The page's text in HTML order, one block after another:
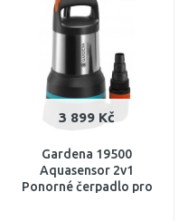
Porovnat
3 899 Kč
Gardena 19500
Aquasensor 2v1
Ponorné čerpadlo pro